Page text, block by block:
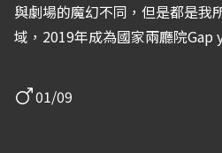
與劇場的魔幻不同，但是都是我
域，2019年成為國家兩廳院Gap
01/09